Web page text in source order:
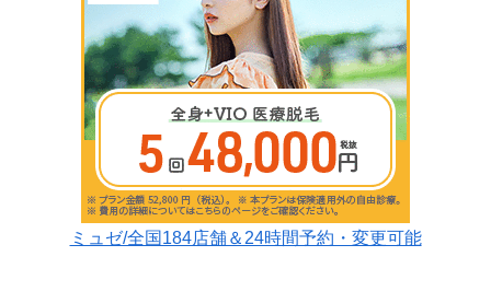
ミュゼ/全国184店舗＆24時間予約・変更可能